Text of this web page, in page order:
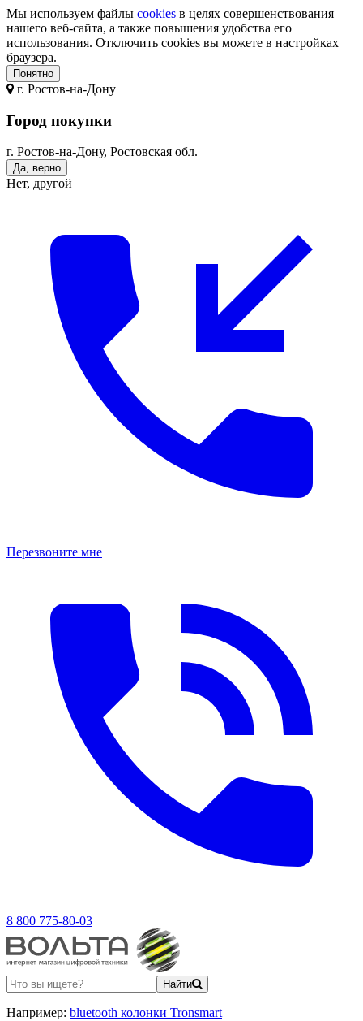
Мы используем файлы cookies в целях совершенствования
нашего веб-сайта, а также повышения удобства его
использования. Отключить cookies вы можете в настройках
браузера.
Понятно
г. Ростов-на-Дону
Город покупки
г. Ростов-на-Дону, Ростовская обл.
Да, верно
Нет, другой
Перезвоните мне
8 800 775-80-03
Найти
Например: bluetooth колонки Tronsmart